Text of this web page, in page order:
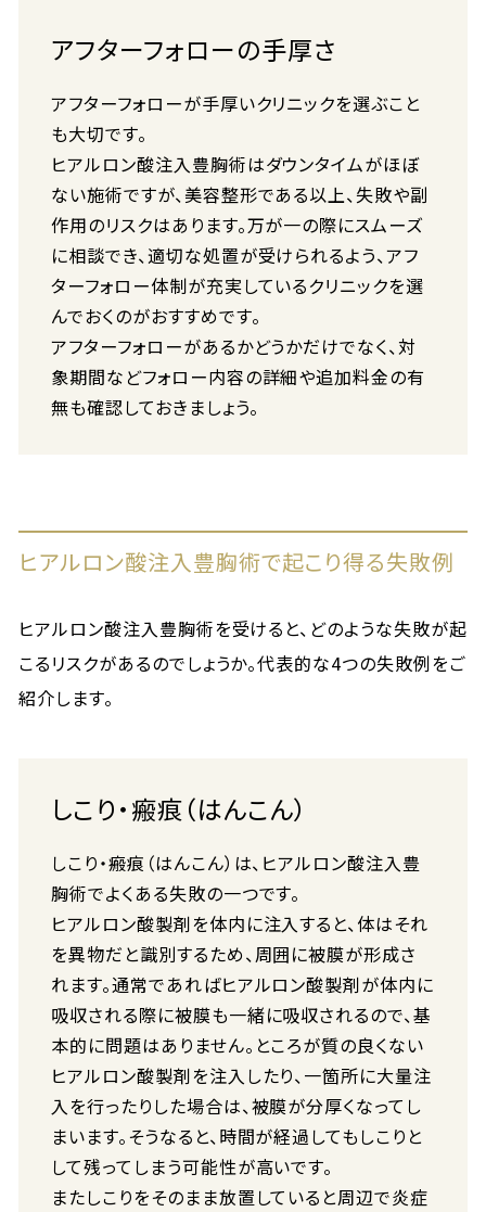
アフターフォローの手厚さ
アフターフォローが手厚いクリニックを選ぶこと
も大切です。
ヒアルロン酸注入豊胸術はダウンタイムがほぼ
ない施術ですが、美容整形である以上、失敗や副
作用のリスクはあります。万が一の際にスムーズ
に相談でき、適切な処置が受けられるよう、アフ
ターフォロー体制が充実しているクリニックを選
んでおくのがおすすめです。
アフターフォローがあるかどうかだけでなく、対
象期間などフォロー内容の詳細や追加料金の有
無も確認しておきましょう。
ヒアルロン酸注入豊胸術で起こり得る失敗例
ヒアルロン酸注入豊胸術を受けると、どのような失敗が起
こるリスクがあるのでしょうか。代表的な4つの失敗例をご
紹介します。
しこり・瘢痕（はんこん）
しこり・瘢痕（はんこん）は、ヒアルロン酸注入豊
胸術でよくある失敗の一つです。
ヒアルロン酸製剤を体内に注入すると、体はそれ
を異物だと識別するため、周囲に被膜が形成さ
れます。通常であればヒアルロン酸製剤が体内に
吸収される際に被膜も一緒に吸収されるので、基
本的に問題はありません。ところが質の良くない
ヒアルロン酸製剤を注入したり、一箇所に大量注
入を行ったりした場合は、被膜が分厚くなってし
まいます。そうなると、時間が経過してもしこりと
して残ってしまう可能性が高いです。
またしこりをそのまま放置していると周辺で炎症